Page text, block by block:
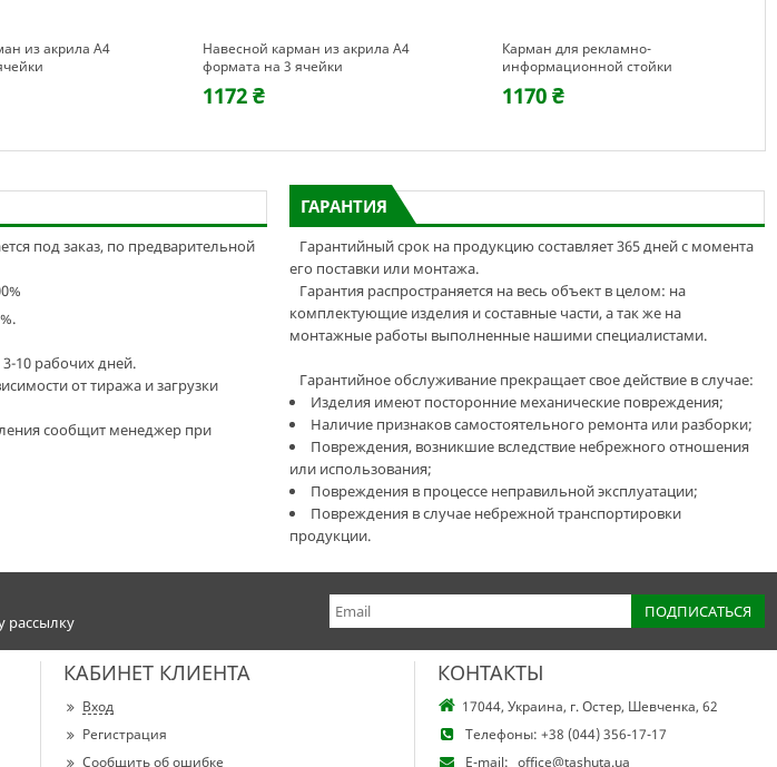
из акрила А4
Навесной карман из акрила А4
формата на 3 ячейки
1172 ₴
Карман для рекламно-
информационной стойки
двухсторонний (а4х2)
1170 ₴
под заказ, по предварительной
10 рабочих дней.
от тиража и загрузки
сообщит менеджер при
ГАРАНТИЯ
Гарантийный срок на продукцию составляет 365 дней с момента
его поставки или монтажа.
Гарантия распространяется на весь объект в целом: на
комплектующие изделия и составные части, а так же на
монтажные работы выполненные нашими специалистами.
Гарантийное обслуживание прекращает свое действие в случае:
Изделия имеют посторонние механические повреждения;
Наличие признаков самостоятельного ремонта или разборки;
Повреждения, возникшие вследствие небрежного отношения
или использования;
Повреждения в процессе неправильной эксплуатации;
Повреждения в случае небрежной транспортировки
продукции.
рассылку
КАБИНЕТ КЛИЕНТА
Вход
Регистрация
Сообщить об ошибке
КОНТАКТЫ
17044, Украина, г. Остер, Шевченка, 62
Телефоны: +38 (044) 356-17-17
E-mail: office@tashuta.ua